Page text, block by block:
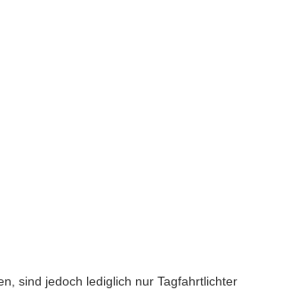
sind jedoch lediglich nur Tagfahrtlichter